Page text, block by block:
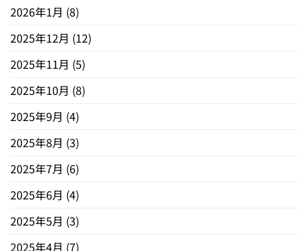
2026年1月 (8)
2025年12月 (12)
2025年11月 (5)
2025年10月 (8)
2025年9月 (4)
2025年8月 (3)
2025年7月 (6)
2025年6月 (4)
2025年5月 (3)
2025年4月 (7)